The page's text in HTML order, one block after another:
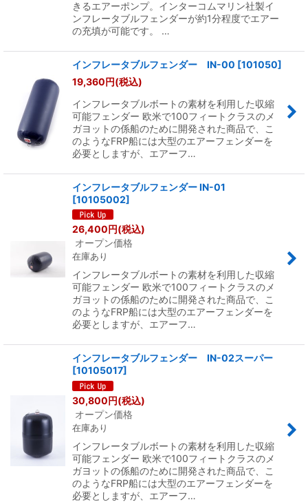
きるエアーポンプ。インターコムマリン社製イ
ンフレータブルフェンダーが約1分程度でエアー
の充填が可能です。 …
インフレータブルフェンダー IN-00 [101050]
19,360円(税込)
インフレータブルボートの素材を利用した収縮
可能フェンダー 欧米で100フィートクラスのメ
ガヨットの係船のために開発された商品で、こ
のようなFRP船には大型のエアーフェンダーを
必要としますが、エアーフ…
インフレータブルフェンダー IN-01
[10105002]
26,400円(税込)
オープン価格
在庫あり
インフレータブルボートの素材を利用した収縮
可能フェンダー 欧米で100フィートクラスのメ
ガヨットの係船のために開発された商品で、こ
のようなFRP船には大型のエアーフェンダーを
必要としますが、エアーフ…
インフレータブルフェンダー IN-02スーパー
[10105017]
30,800円(税込)
オープン価格
在庫あり
インフレータブルボートの素材を利用した収縮
可能フェンダー 欧米で100フィートクラスのメ
ガヨットの係船のために開発された商品で、こ
のようなFRP船には大型のエアーフェンダーを
必要としますが、エアーフ…